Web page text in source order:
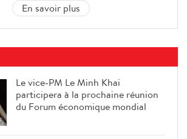
En savoir plus
Le vice-PM Le Minh Khai
participera à la prochaine réunion
du Forum économique mondial